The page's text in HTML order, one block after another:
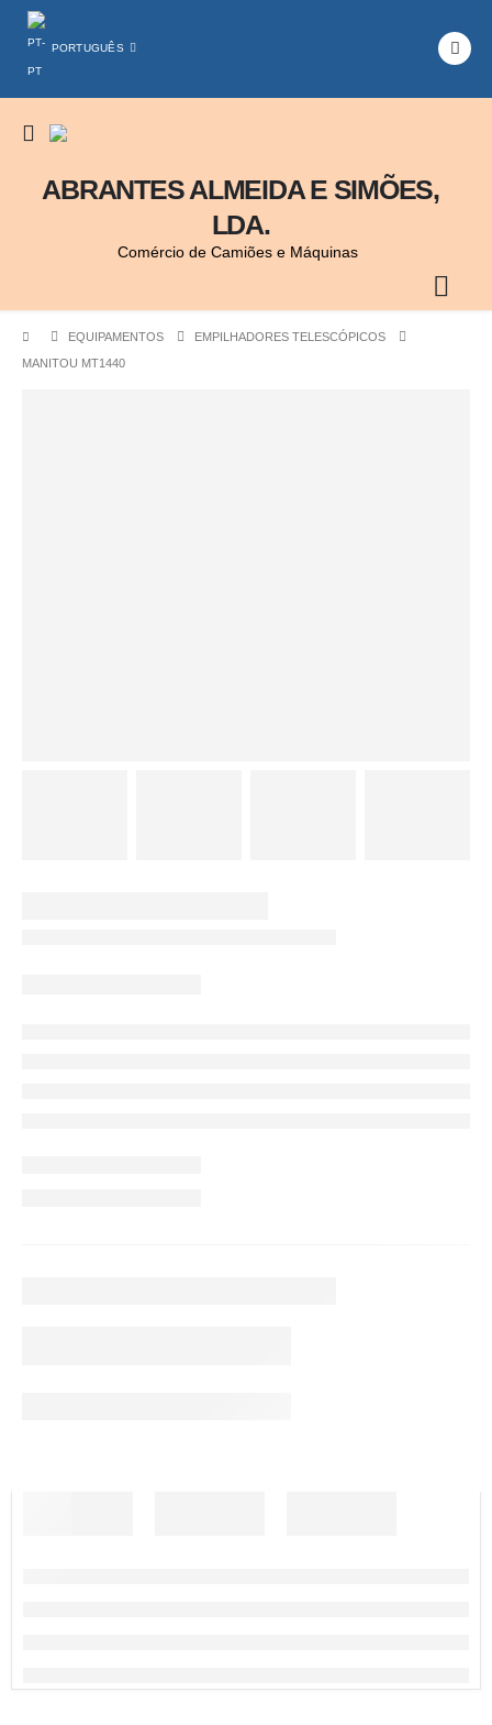
PORTUGUÊS
ABRANTES ALMEIDA E SIMÕES,
LDA.
Comércio de Camiões e Máquinas
EQUIPAMENTOS
EMPILHADORES TELESCÓPICOS
MANITOU MT1440